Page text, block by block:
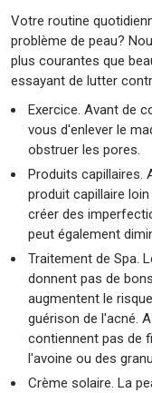
Votre routine
problème de peau?
plus courantes que
essayant de lutter
Exercice. Avant de
vous d'enlever le
obstruer les pores.
Produits capillaires.
produit capillaire
créer des
peut également
Traitement de Spa.
donnent pas de
augmentent le
guérison de l'acné.
contiennent pas de
l'avoine ou des
Crème solaire. La